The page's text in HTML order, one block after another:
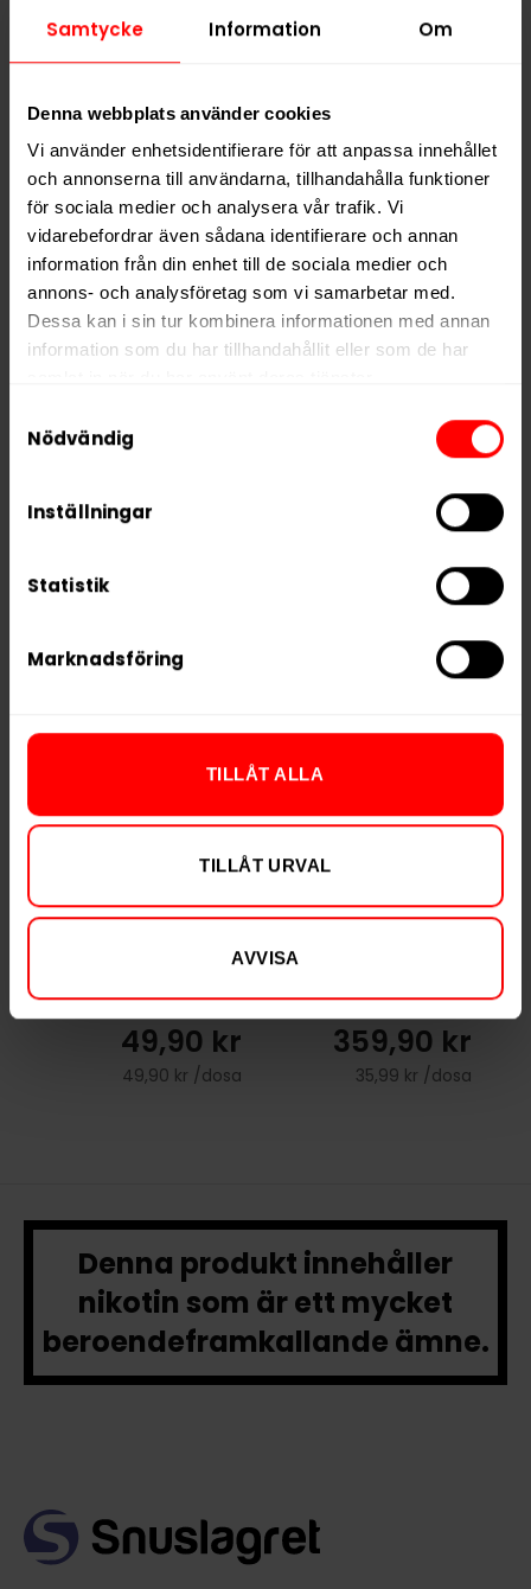
Samtycke Information Om
Denna webbplats använder cookies
Vi använder enhetsidentifierare för att anpassa innehållet
och annonserna till användarna, tillhandahålla funktioner
för sociala medier och analysera vår trafik. Vi
vidarebefordrar även sådana identifierare och annan
information från din enhet till de sociala medier och
annons- och analysföretag som vi samarbetar med.
Dessa kan i sin tur kombinera informationen med annan
information som du har tillhandahållit eller som de har
We work with
who may receive and
Nödvändig
Inställningar
Statistik
Marknadsföring
TILLÅT ALLA
TILLÅT URVAL
AVVISA
Alla produkter med smaken Frukt Traditionell
Smak
Frukt,Traditionell
Format
Slim
Styrka
Normal
Nikotin per gram
10,0 mg/g
Nikotin per portion
7,0 mg
Portioner per dosa
Varumärke
Strong
49,90 kr
49,90 kr /dosa
Ny design
Portion Stark
359,90 kr
35,99 kr /dosa
Denna produkt innehåller
nikotin som är ett mycket
beroendeframkallande ämne.